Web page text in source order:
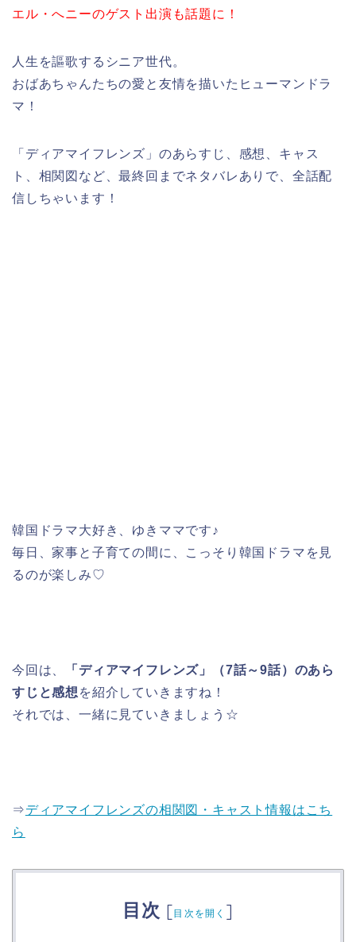
エル・へニーのゲスト出演も話題に！
人生を謳歌するシニア世代。
おばあちゃんたちの愛と友情を描いたヒューマンドラ
マ！
「ディアマイフレンズ」のあらすじ、感想、キャス
ト、相関図など、最終回までネタバレありで、全話配
信しちゃいます！
韓国ドラマ大好き、ゆきママです♪
毎日、家事と子育ての間に、こっそり韓国ドラマを見
るのが楽しみ♡
今回は、
「ディアマイフレンズ」（7話～9話）のあら
すじと感想 を紹介していきますね！
それでは、一緒に見ていきましょう☆
⇒ディアマイフレンズの相関図・キャスト情報はこち
ら
目次 [目次を開く ]